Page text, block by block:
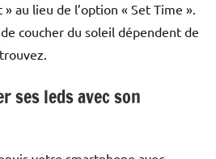
» au lieu de l’option « Set Time ».
coucher du soleil dépendent de
ses leds avec son